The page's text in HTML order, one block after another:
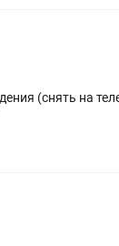
платформа о